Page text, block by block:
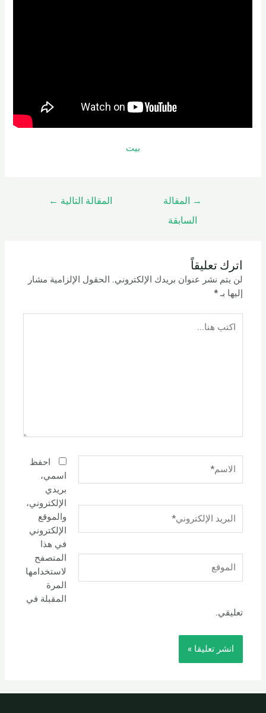
بيت
→
المقالة
السابقة
المقالة التالية ←
اترك تعليقاً
لن يتم نشر عنوان بريدك الإلكتروني. الحقول الإلزامية مشار
إليها بـ*
هنا...
الإلكتروني*
احفظ
اسمي،
بريدي
الإلكتروني،
والموقع
الإلكتروني
في هذا
المتصفح
لاستخدامها
المرة
المقبلة في
تعليقي.